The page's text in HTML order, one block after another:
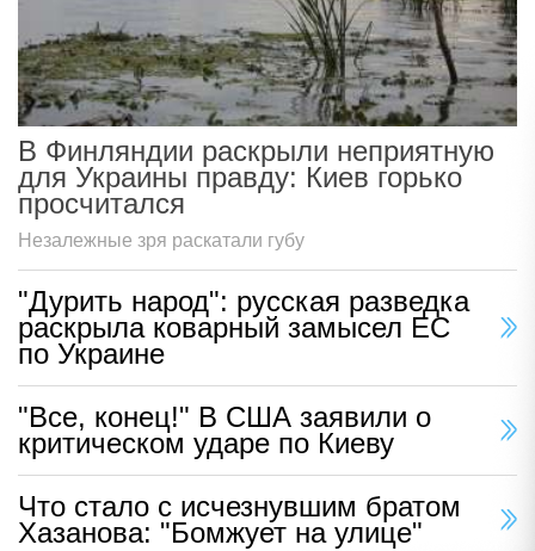
В Финляндии раскрыли неприятную
для Украины правду: Киев горько
просчитался
Незалежные зря раскатали губу
"Дурить народ": русская разведка
раскрыла коварный замысел ЕС
по Украине
"Все, конец!" В США заявили о
критическом ударе по Киеву
Что стало с исчезнувшим братом
Хазанова: "Бомжует на улице"